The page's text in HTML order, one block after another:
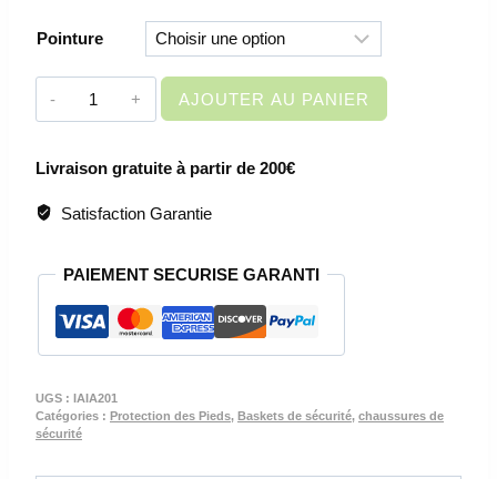
Pointure
quantité
DE
BASSES
-
HYDROGEN
ESD
S3
SRC
AJOUTER AU PANIER
Livraison gratuite à partir de 200€
Satisfaction Garantie
PAIEMENT SECURISE GARANTI
UGS : IAIA201
Catégories : Protection des Pieds, Baskets de sécurité, chaussures de
sécurité